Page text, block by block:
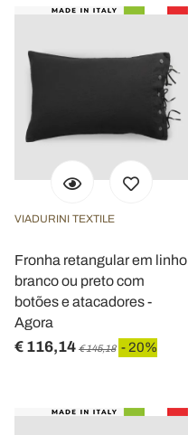
VIADURINI TEXTILE
Fronha retangular em linho
branco ou preto com
botões e atacadores -
Agora
€ 116,14 € 145,18 - 20%